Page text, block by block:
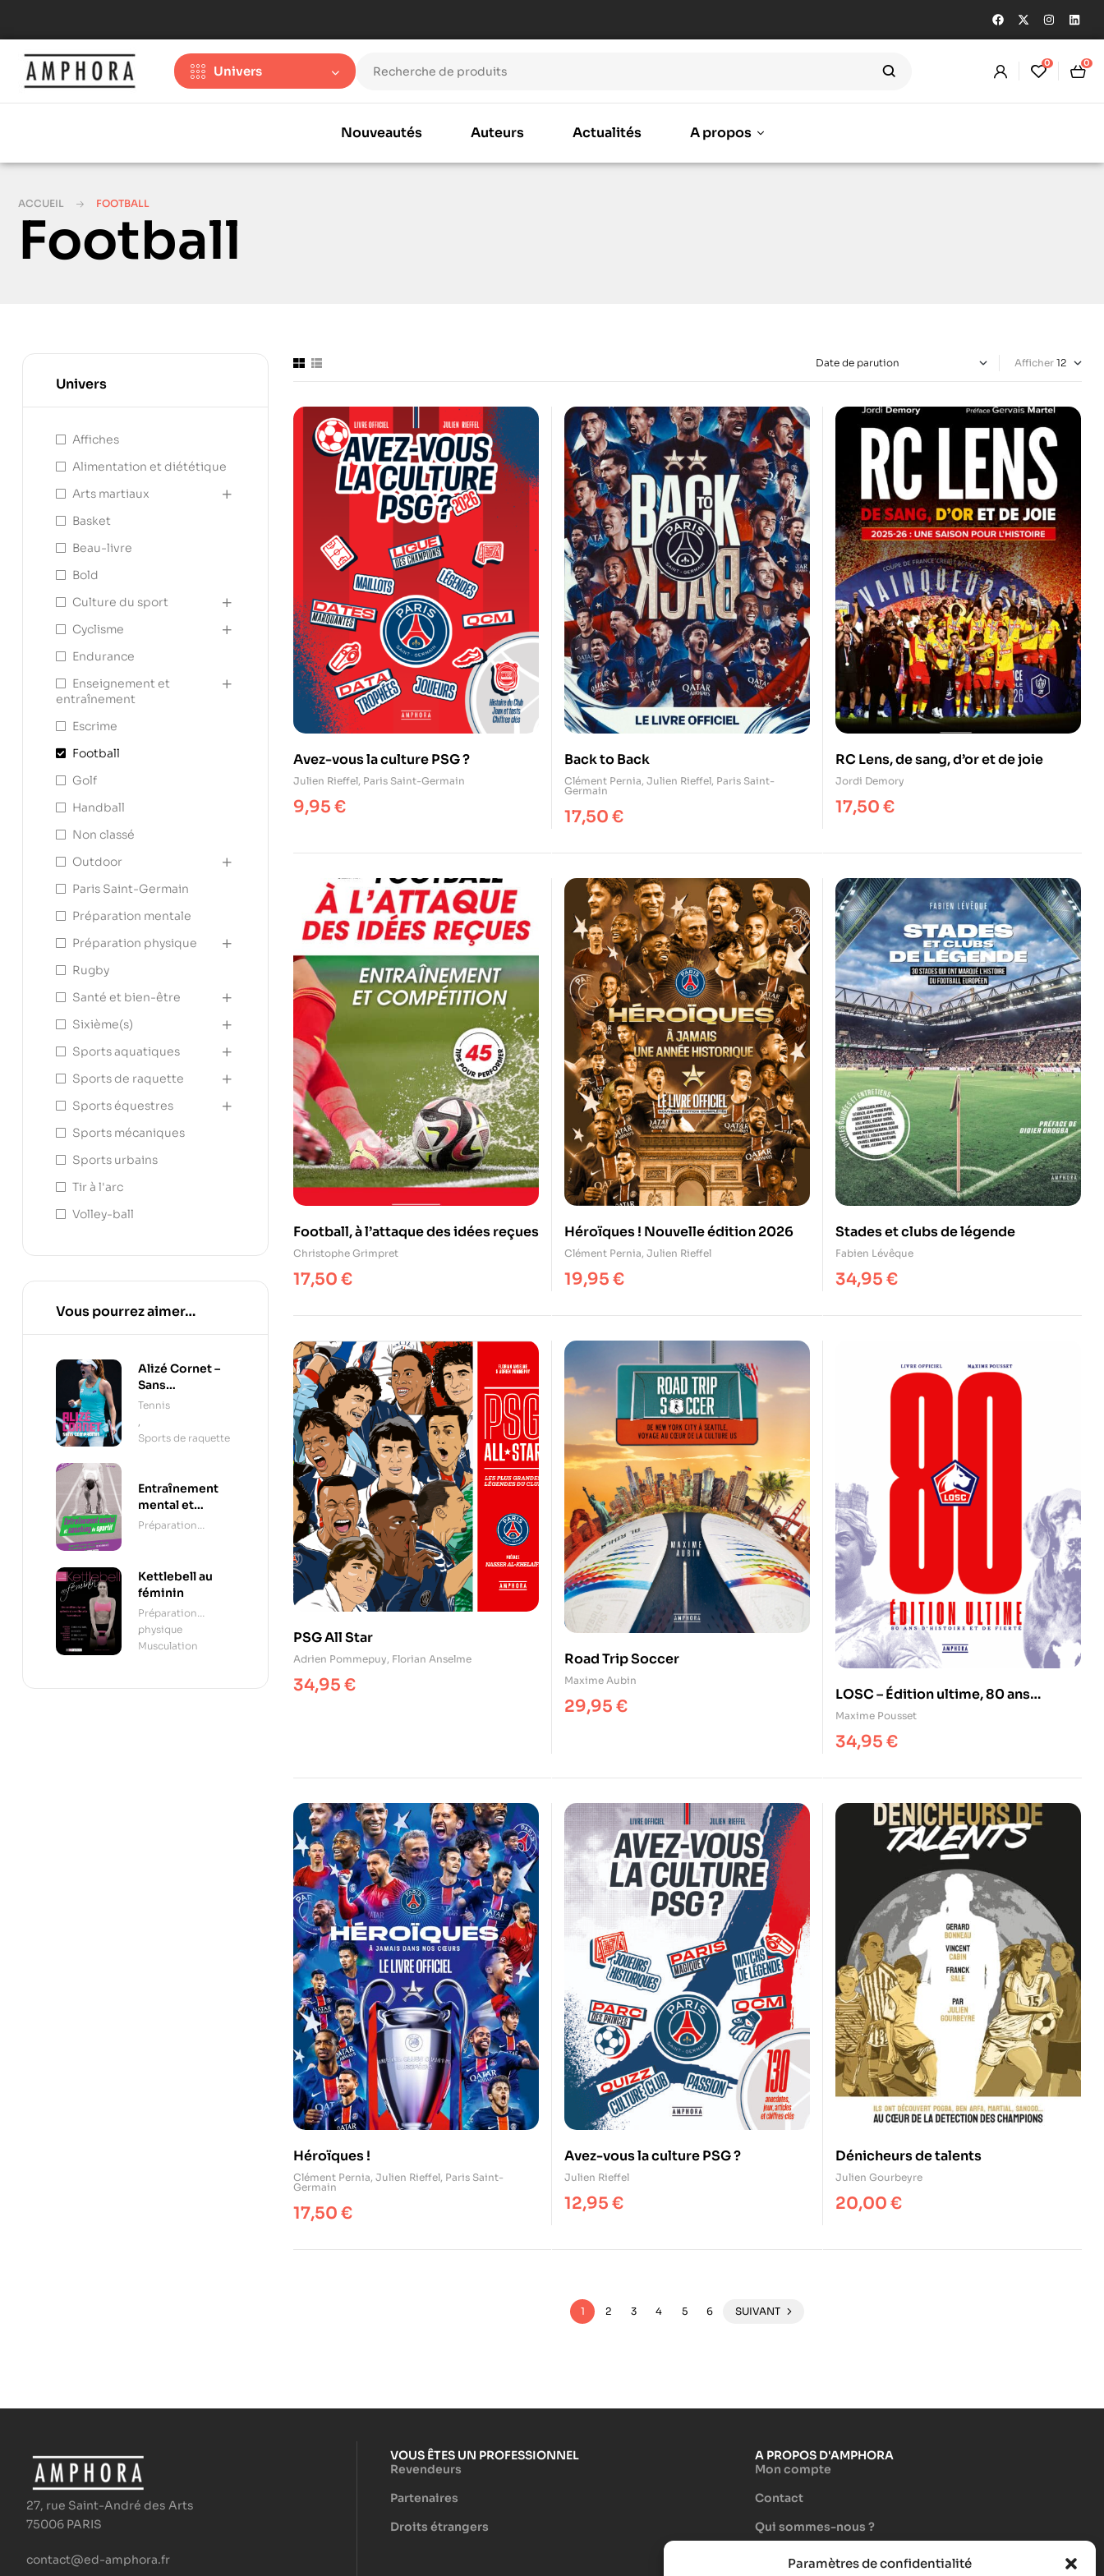
Paramètres de confidentialité
Univers
0 0
Nouveautés Auteurs Actualités A propos
Football
ACCUEIL FOOTBALL
Afficher
Avez-vous la culture PSG ?
Julien Rieffel, Paris Saint-Germain
9,95 €
Back to Back
Clément Pernia, Julien Rieffel, Paris Saint-
Germain
17,50 €
RC Lens, de sang, d’or et de joie
Jordi Demory
17,50 €
Football, à l’attaque des idées reçues
Christophe Grimpret
17,50 €
Héroïques ! Nouvelle édition 2026
Clément Pernia, Julien Rieffel
19,95 €
Stades et clubs de légende
Fabien Lévêque
34,95 €
PSG All Star
Adrien Pommepuy, Florian Anselme
34,95 €
Road Trip Soccer
Maxime Aubin
29,95 €
LOSC – Édition ultime, 80 ans
d’histoire et de fierté
Maxime Pousset
34,95 €
Héroïques !
Clément Pernia, Julien Rieffel, Paris Saint-
Germain
17,50 €
Avez-vous la culture PSG ?
Julien Rieffel
12,95 €
Dénicheurs de talents
Julien Gourbeyre
20,00 €
1 2 3 4 5 6 SUIVANT
Univers
Affiches
Alimentation et diététique
Arts martiaux
Basket
Beau-livre
Bold
Culture du sport
Cyclisme
Endurance
Enseignement et
entraînement
Escrime
Football
Golf
Handball
Non classé
Outdoor
Paris Saint-Germain
Préparation mentale
Préparation physique
Rugby
Santé et bien-être
Sixième(s)
Sports aquatiques
Sports de raquette
Sports équestres
Sports mécaniques
Sports urbains
Tir à l'arc
Volley-ball
Vous pourrez aimer…
Alizé Cornet –
Sans
compromis
Tennis
Sports de raquette
Entraînement
mental et
coaching du
Préparation
Kettlebell au
féminin
Préparation
physique
,
Musculation
27, rue Saint-André des Arts
75006 PARIS
contact@ed-amphora.fr
VOUS ÊTES UN PROFESSIONNEL
Revendeurs
Partenaires
Droits étrangers
A PROPOS D'AMPHORA
Mon compte
Contact
Qui sommes-nous ?
Devenir auteur